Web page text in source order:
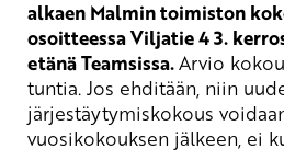
alkaen Malmin toimiston
osoitteessa Viljatie 4 3.
etänä Teamsissa.Arvio
tuntia. Jos ehditään, niin
järjestäytymiskokous
vuosikokouksen jälkeen, ei